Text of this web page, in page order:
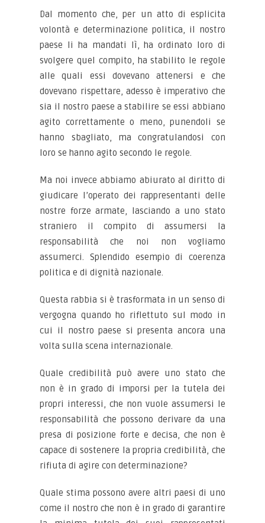
Dal momento che, per un atto di esplicita
volontà e determinazione politica, il nostro
paese li ha mandati lì, ha ordinato loro di
svolgere quel compito, ha stabilito le regole
alle quali essi dovevano attenersi e che
dovevano rispettare, adesso è imperativo che
sia il nostro paese a stabilire se essi abbiano
agito correttamente o meno, punendoli se
hanno sbagliato, ma congratulandosi con
loro se hanno agito secondo le regole.
Ma noi invece abbiamo abiurato al diritto di
giudicare l’operato dei rappresentanti delle
nostre forze armate, lasciando a uno stato
straniero il compito di assumersi la
responsabilità che noi non vogliamo
assumerci. Splendido esempio di coerenza
politica e di dignità nazionale.
Questa rabbia si è trasformata in un senso di
vergogna quando ho riflettuto sul modo in
cui il nostro paese si presenta ancora una
volta sulla scena internazionale.
Quale credibilità può avere uno stato che
non è in grado di imporsi per la tutela dei
propri interessi, che non vuole assumersi le
responsabilità che possono derivare da una
presa di posizione forte e decisa, che non è
capace di sostenere la propria credibilità, che
rifiuta di agire con determinazione?
Quale stima possono avere altri paesi di uno
come il nostro che non è in grado di garantire